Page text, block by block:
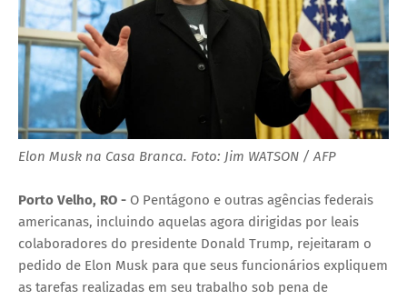
Elon Musk na Casa Branca. Foto: Jim WATSON / AFP
Porto Velho, RO - O Pentágono e outras agências federais
americanas, incluindo aquelas agora dirigidas por leais
colaboradores do presidente Donald Trump, rejeitaram o
pedido de Elon Musk para que seus funcionários expliquem
as tarefas realizadas em seu trabalho sob pena de